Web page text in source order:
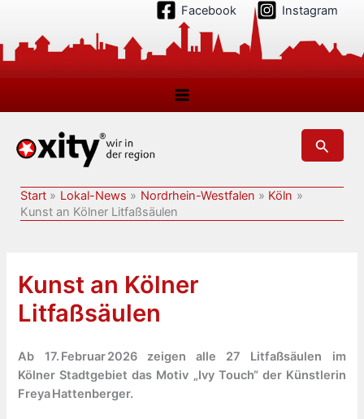
springen
Facebook Instagram
Suchen
Start Lokal-News Nordrhein-Westfalen
Köln
Kunst an Kölner Litfaßsäulen
Kunst an Kölner
Litfaßsäulen
Ab 17. Februar 2026 zeigen alle 27 Litfaßsäulen im
Kölner Stadtgebiet das Motiv „Ivy Touch“ der Künstlerin
Freya Hattenberger.